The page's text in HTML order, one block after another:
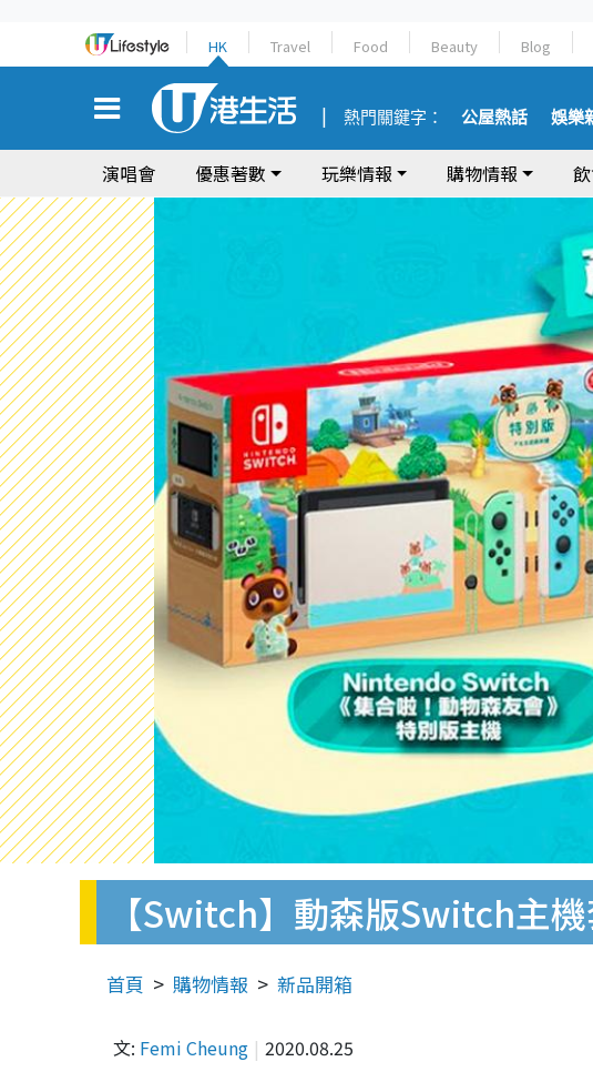
HK Travel Food Beauty Blog
熱門關鍵字： 公屋熱話 娛樂
演唱會 優惠著數 玩樂情報 購物情報
【Switch】動森版Switch主
首頁 購物情報 新品開箱
文: Femi Cheung 2020.08.25